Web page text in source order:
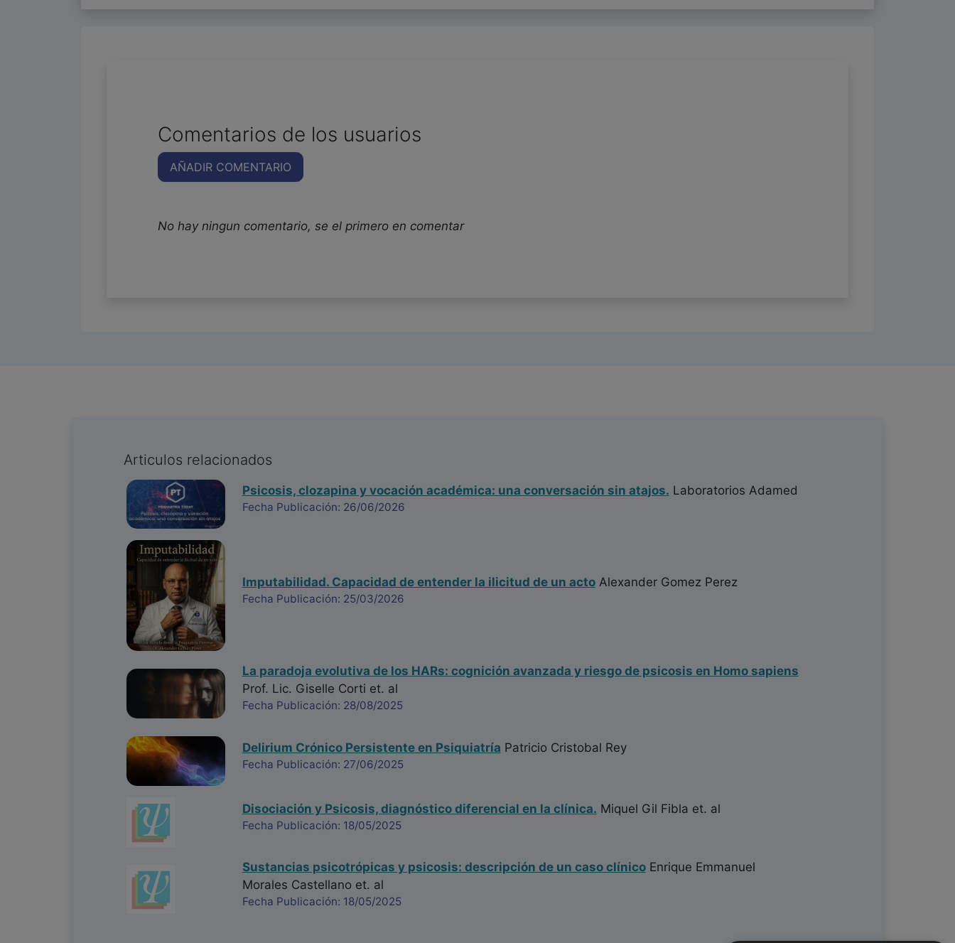
Comentarios de los usuarios
AÑADIR COMENTARIO
No hay ningun comentario, se el primero en comentar
Articulos relacionados
Psicosis, clozapina y vocación académica: una conversación sin atajos. Laboratorios Adamed
Fecha Publicación: 26/06/2026
Imputabilidad. Capacidad de entender la ilicitud de un actoAlexander Gomez Perez
Fecha Publicación: 25/03/2026
La paradoja evolutiva de los HARs: cognición avanzada y riesgo de psicosis en Homo sapiens
Prof. Lic. Giselle Corti et. al
Fecha Publicación: 28/08/2025
Delirium Crónico Persistente en Psiquiatría Patricio Cristobal Rey
Fecha Publicación: 27/06/2025
Disociación y Psicosis, diagnóstico diferencial en la clínica. Miquel Gil Fibla et. al
Fecha Publicación: 18/05/2025
Sustancias psicotrópicas y psicosis: descripción de un caso clínicoEnrique Emmanuel
Morales Castellano et. al
Fecha Publicación: 18/05/2025